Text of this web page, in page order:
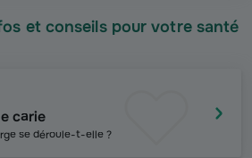
et conseils pour votre santé
carie
se déroule-t-elle ?